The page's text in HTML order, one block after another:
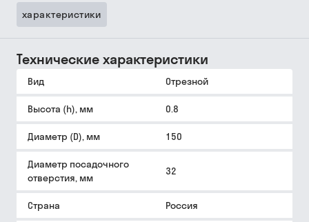
характеристики
Технические характеристики
Вид Отрезной
Высота (h), мм 0.8
Диаметр (D), мм 150
Диаметр посадочного
отверстия, мм
32
Страна Россия